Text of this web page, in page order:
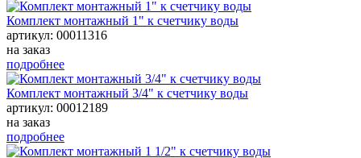
Комплект монтажный 1" к счетчику воды
артикул: 00011316
на заказ
подробнее
Комплект монтажный 3/4" к счетчику воды
артикул: 00012189
на заказ
подробнее